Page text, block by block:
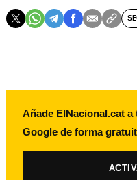
Añade ElNacional.cat
Google de forma